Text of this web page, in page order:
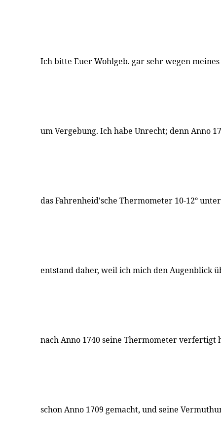
Ich bitte Euer Wohlgeb. gar sehr wegen
um Vergebung. Ich habe Unrecht; denn Anno
das Fahrenheid'sche Thermometer 10-12°
entstand daher, weil ich mich den Augenblick
nach Anno 1740 seine Thermometer verfertigt
schon Anno 1709 gemacht, und seine